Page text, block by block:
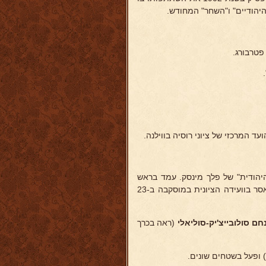
ו"השחר" המחודש.
המרכזי של ציוני רוסיה בווילנה.
היהודית" של פלך מינסק. עמד בראש
פעולות "הועד המרכזי של ציוני רוסיה", כאשר התנועה ירדה למחתרת, ונאסר בוועידה הציונית במוסקבה ב-23
סולובייצ'יק-סוליאלי (ראה בכרך
בשטחים שונים.